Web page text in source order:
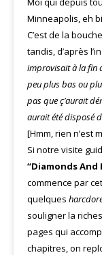
Minneapolis, eh
C’est de la
tandis, d’après
improvisait à la fin
peu plus bas ou
pas que ç’aurait
aurait été disposé
[Hmm, rien n’est
Si notre visite
“Diamonds And
commence par
quelques
souligner la
pages qui
chapitres, on